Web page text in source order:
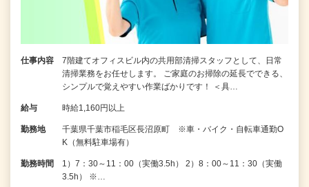
仕事内容
7階建てオフィスビル内の共用部清掃スタッフとして、日常
清掃業務をお任せします。 ご家庭のお掃除の延長でできる、
シンプルで覚えやすい作業ばかりです！ ＜具…
給与 時給1,160円以上
勤務地
千葉県千葉市稲毛区長沼原町 ※車・バイク・自転車通勤O
K（無料駐車場有）
勤務時間
1）7：30～11：00（実働3.5h） 2）8：00～11：30（実働
3.5h） ※…